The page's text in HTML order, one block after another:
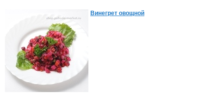
Винегрет овощной